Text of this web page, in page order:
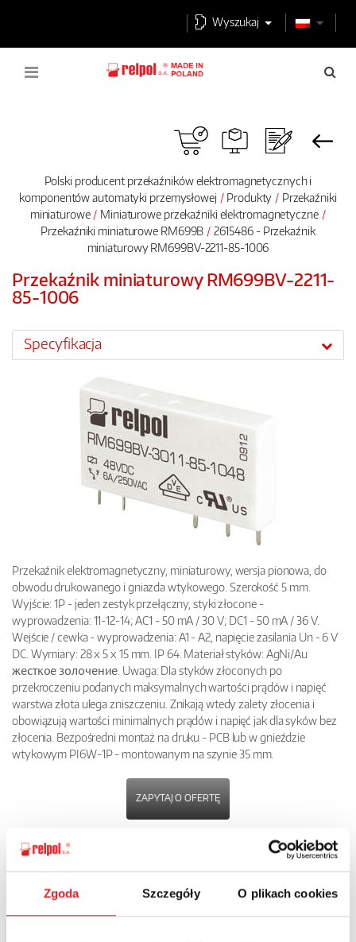
Zgoda Szczegóły O plikach cookies
Wyszukaj
Polski producent przekaźników elektromagnetycznych i
komponentów automatyki przemysłowej
Produkty
Przekaźniki
miniaturowe
Miniaturowe przekaźniki elektromagnetyczne
Przekaźniki miniaturowe RM699B
2615486 - Przekaźnik
miniaturowy RM699BV-2211-85-1006
Przekaźnik miniaturowy RM699BV-2211-
85-1006
Specyfikacja
Przekaźnik elektromagnetyczny, miniaturowy, wersja pionowa, do
obwodu drukowanego i gniazda wtykowego. Szerokość 5 mm.
Wyjście: 1P - jeden zestyk przełączny, styki złocone -
wyprowadzenia: 11-12-14; AC1 - 50 mA / 30 V; DC1 - 50 mA / 36 V.
Wejście / cewka - wyprowadzenia: A1 - A2, napięcie zasilania Un - 6 V
DC. Wymiary: 28 x 5 x 15 mm. IP 64. Materiał styków: AgNi/Au
жесткое золочение. Uwaga: Dla styków złoconych po
przekroczeniu podanych maksymalnych wartości prądów i napięć
warstwa złota ulega zniszczeniu. Znikają wtedy zalety złocenia i
obowiązują wartości minimalnych prądów i napięć jak dla syków bez
złocenia. Bezpośredni montaż na druku - PCB lub w gnieździe
wtykowym PI6W-1P - montowanym na szynie 35 mm.
ZAPYTAJ O OFERTĘ